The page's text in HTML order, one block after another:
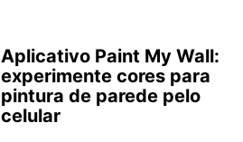
Aplicativo Paint My Wall:
experimente cores para
pintura de parede pelo
celular